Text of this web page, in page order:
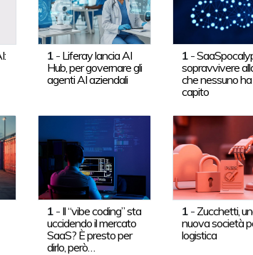
1- Liferay lancia AI
Hub, per governare gli
agenti AI aziendali
1 -
sopravvivere
che nessuno ha
capito
1- Il “vibe coding” sta
uccidendo il mercato
SaaS? È presto per
dirlo, però…
1 - Zucchetti,
nuova società
logistica